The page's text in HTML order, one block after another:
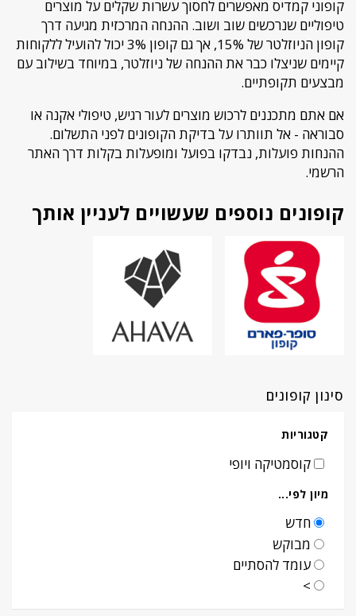
קופוני קמדיס מאפשרים לחסוך עשרות שקלים על מוצרים
טיפוליים שנרכשים שוב ושוב. ההנחה המרכזית מגיעה דרך
קופון הניוזלטר של 15%, אך גם קופון 3% יכול להועיל ללקוחות
קיימים שניצלו כבר את ההנחה של ניוזלטר, במיוחד בשילוב עם
מבצעים תקופתיים.
אם אתם מתכננים לרכוש מוצרים לעור רגיש, טיפולי אקנה או
סבוראה - אל תוותרו על בדיקת הקופונים לפני התשלום.
ההנחות פועלות, נבדקו בפועל ומופעלות בקלות דרך האתר
הרשמי.
קופונים נוספים שעשויים לעניין אותך
סינון קופונים
קטגוריות
קוסמטיקה ויופי
מיון לפי...
חדש
מבוקש
עומד להסתיים
>